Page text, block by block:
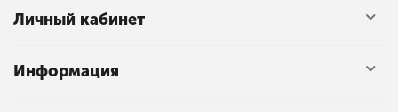
Личный кабинет
Информация